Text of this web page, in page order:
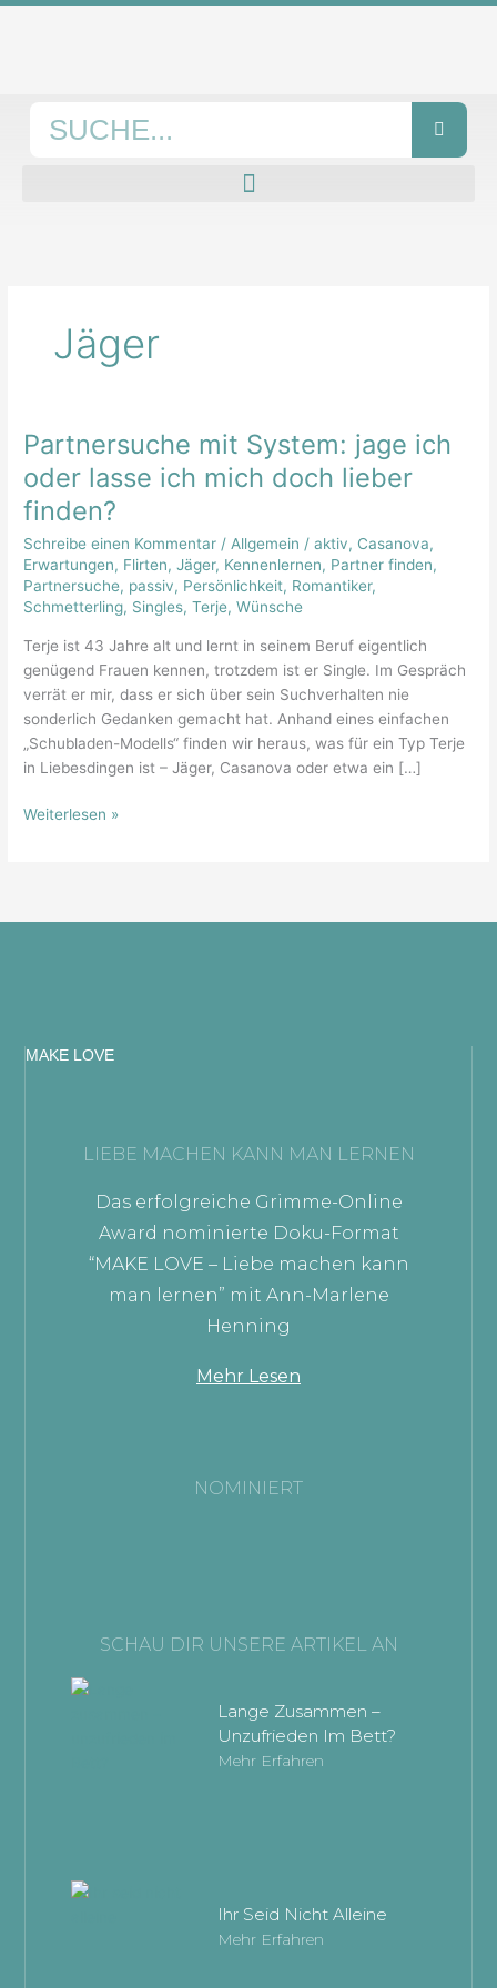
Zum
Jäger
Partnersuche mit System: jage ich
oder lasse ich mich doch lieber
finden?
Schreibe einen Kommentar / Allgemein /aktiv, Casanova,
Erwartungen, Flirten,Jäger, Kennenlernen, Partner finden,
Partnersuche, passiv, Persönlichkeit, Romantiker,
Schmetterling, Singles,Terje,Wünsche
Terje ist 43 Jahre alt und lernt in seinem Beruf eigentlich
genügend Frauen kennen, trotzdem ist er Single. Im Gespräch
verrät er mir, dass er sich über sein Suchverhalten nie
sonderlich Gedanken gemacht hat. Anhand eines einfachen
„Schubladen-Modells“ finden wir heraus, was für ein Typ Terje
in Liebesdingen ist – Jäger, Casanova oder etwa ein […]
Partnersuche
System:
jage
ich
oder
lasse
ich
doch
lieber
Weiterlesen »
MAKE LOVE
LIEBE MACHEN KANN MAN LERNEN
Das erfolgreiche Grimme-Online
Award nominierte Doku-Format
“MAKE LOVE – Liebe machen kann
man lernen” mit Ann-Marlene
Henning
Mehr Lesen
NOMINIERT
SCHAU DIR UNSERE ARTIKEL AN
Lange Zusammen –
Unzufrieden Im Bett?
Mehr Erfahren
Ihr Seid Nicht Alleine
Mehr Erfahren